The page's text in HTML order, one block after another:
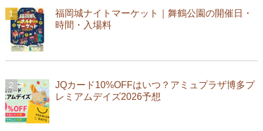
福岡城ナイトマーケット｜舞鶴公園の開催日・
時間・入場料
JQカード10%OFFはいつ？アミュプラザ博多プ
レミアムデイズ2026予想